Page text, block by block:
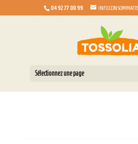
04 92 77 00 99
Sélectionnez une page